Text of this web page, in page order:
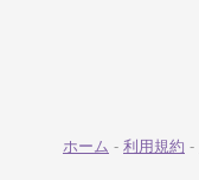
ホーム - 利用規約 -